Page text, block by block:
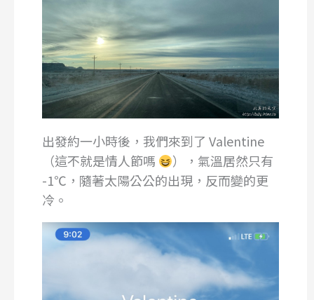
出發約一小時後，我們來到了 Valentine
（這不就是情人節嗎
），氣溫居然只有
-1℃，隨著太陽公公的出現，反而變的更
冷。